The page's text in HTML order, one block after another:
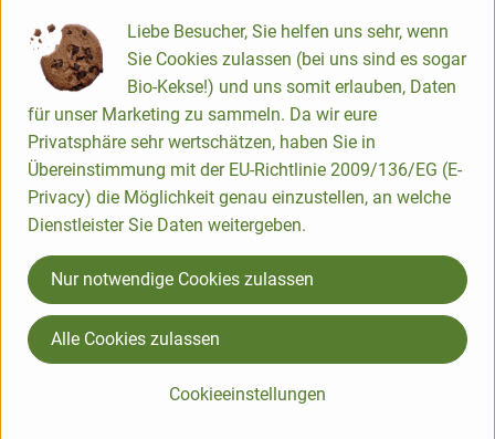
Hersteller: LaSelva
LaSelva Toskana Feinkost Vertriebs GmbH
D 82166 Gräfelfing
Bio mit italienischer Lebensart und Leidenschaft für Natur
und Genuss
In der südlichen Toskana liegt der Biohof LaSelva. Seit 1980
wird hier ökologischer Landbau betrieben, seit 2018 ist die
Landwirtschaft Naturland Fair zertifiziert. Auf ca. 600 Hektar
Liebe Besucher, Sie helfen uns sehr, wenn
Sie Cookies zulassen (bei uns sind es sogar
Bio-Kekse!) und uns somit erlauben, Daten
für unser Marketing zu sammeln. Da wir eure
Privatsphäre sehr wertschätzen, haben Sie in
Übereinstimmung mit der EU-Richtlinie 2009/136/EG (E-
Privacy) die Möglichkeit genau einzustellen, an welche
Dienstleister Sie Daten weitergeben.
Cookieeinstellungen
Nur notwendige Cookies zulassen
Alle Cookies zulassen